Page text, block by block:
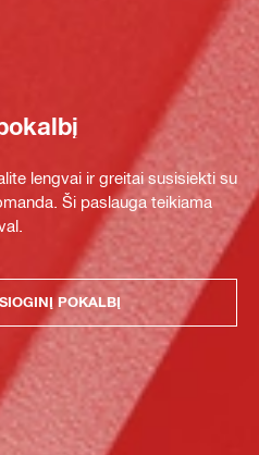
lengvai ir greitai susisiekti su
Ši paslauga teikiama
POKALBĮ